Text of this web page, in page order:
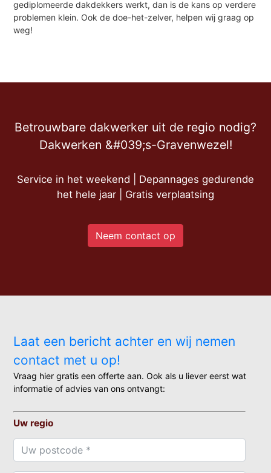
gediplomeerde dakdekkers werkt, dan is de kans op verdere
problemen klein. Ook de doe-het-zelver, helpen wij graag op
weg!
Betrouwbare dakwerker uit de regio nodig?
Dakwerken &#039;s-Gravenwezel!
Service in het weekend | Depannages gedurende
het hele jaar | Gratis verplaatsing
Neem contact op
Laat een bericht achter en wij nemen
contact met u op!
Vraag hier gratis een offerte aan. Ook als u liever eerst wat
informatie of advies van ons ontvangt:
Uw regio